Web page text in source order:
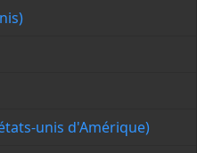
unis d'Amérique)